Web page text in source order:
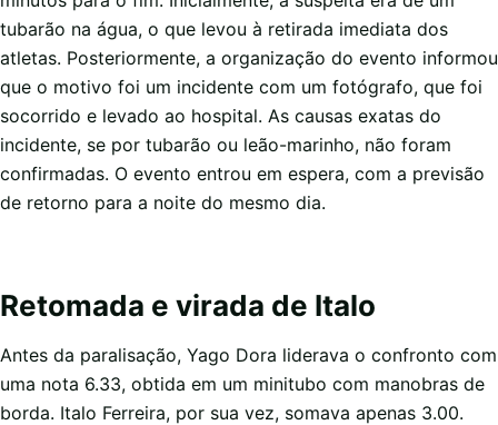
tubarão na água, o que levou à retirada imediata dos
atletas. Posteriormente, a organização do evento informou
que o motivo foi um incidente com um fotógrafo, que foi
socorrido e levado ao hospital. As causas exatas do
incidente, se por tubarão ou leão-marinho, não foram
confirmadas. O evento entrou em espera, com a previsão
de retorno para a noite do mesmo dia.
Retomada e virada de Italo
Antes da paralisação, Yago Dora liderava o confronto com
uma nota 6.33, obtida em um minitubo com manobras de
borda. Italo Ferreira, por sua vez, somava apenas 3.00.